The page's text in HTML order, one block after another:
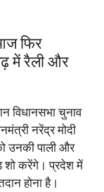
फिर
में रैली और
विधानसभा चुनाव
नरेंद्र मोदी
उनकी पाली और
शो करेंगे। प्रदेश में
होना है।